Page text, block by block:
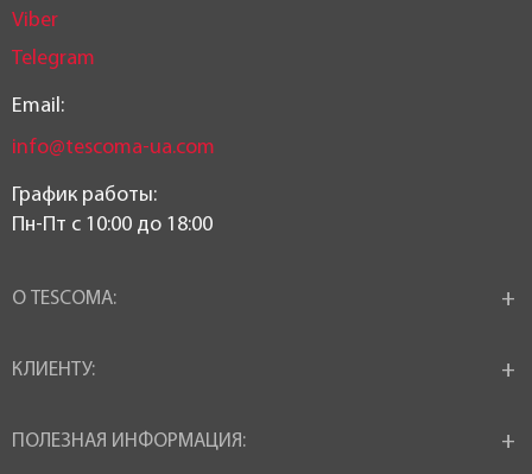
Viber
Telegram
Email:
info@tescoma-ua.com
График работы:
Пн-Пт c 10:00 до 18:00
О TESCOMA:
КЛИЕНТУ:
ПОЛЕЗНАЯ ИНФОРМАЦИЯ: